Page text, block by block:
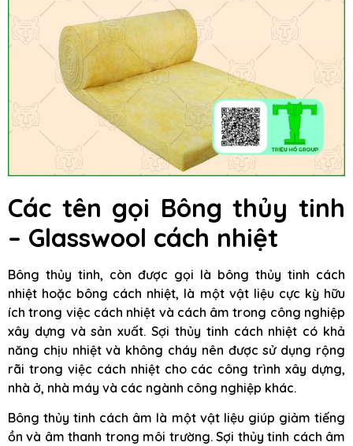
Các tên gọi Bông thủy tinh
– Glasswool cách nhiệt
Bông thủy tinh, còn được gọi là bông thủy tinh cách
nhiệt hoặc bông cách nhiệt, là một vật liệu cực kỳ hữu
ích trong việc cách nhiệt và cách âm trong công nghiệp
xây dựng và sản xuất. Sợi thủy tinh cách nhiệt có khả
năng chịu nhiệt và không cháy nên được sử dụng rộng
rãi trong việc cách nhiệt cho các công trình xây dựng,
nhà ở, nhà máy và các ngành công nghiệp khác.
Bông thủy tinh cách âm là một vật liệu giúp giảm tiếng
ồn và âm thanh trong môi trường. Sợi thủy tinh cách âm